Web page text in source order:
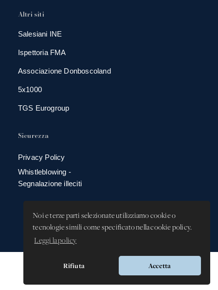
Noi e terze parti selezionate utilizziamo cookie o
tecnologie simili come specificato nella cookie policy.
Leggi la policy
Rifiuta Accetta
Altri siti
Salesiani INE
Ispettoria FMA
Associazione Donboscoland
5x1000
TGS Eurogroup
Sicurezza
Privacy Policy
Whistleblowing -
Segnalazione illeciti